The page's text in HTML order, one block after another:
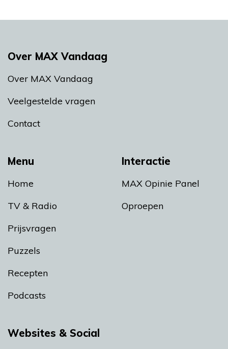
Menu
Home
TV & Radio
Prijsvragen
Puzzels
Recepten
Podcasts
Interactie
MAX Opinie Panel
Oproepen
Over MAX Vandaag
Over MAX Vandaag
Veelgestelde vragen
Contact
Websites & Social